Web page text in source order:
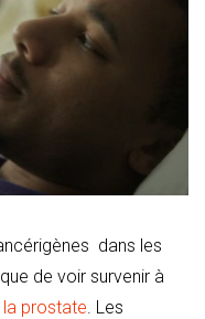
dans les
de voir survenir à
prostate. Les